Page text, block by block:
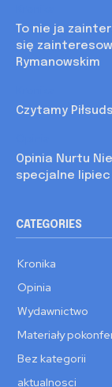
To nie ja
się
Rymanowskim
Czytamy
Opinia Nurtu
specjalne lipiec
CATEGORIES
Kronika
Opinia
Wydawnictwo
Materiały
Bez kategorii
aktualnosci